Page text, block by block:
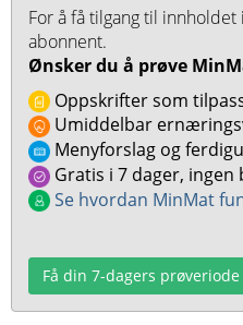
For å få tilgang til
abonnent.
Ønsker du å prøve
Oppskrifter som
Umiddelbar
Menyforslag og
Gratis i 7 dager, ingen
Se hvordan MinMat
Få din 7-dagers prøveriode